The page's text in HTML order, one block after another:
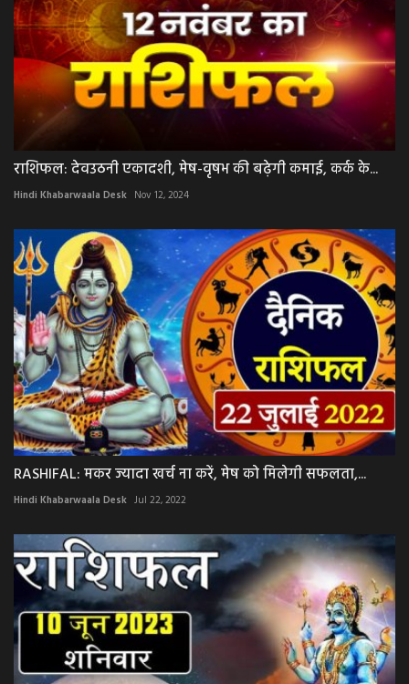
राशिफल: देवउठनी एकादशी, मेष-वृषभ की बढ़ेगी कमाई, कर्क के...
Hindi Khabarwaala Desk Nov 12, 2024
RASHIFAL: मकर ज्यादा खर्च ना करें, मेष को मिलेगी सफलता,...
Hindi Khabarwaala Desk Jul 22, 2022